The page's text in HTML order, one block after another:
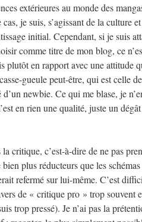
extérieures au monde des
je suis, s’agissant de la culture
initial. Cependant, si je suis
comme titre de mon blog, ce
plutôt en rapport avec une attitude
gueule peut-être, qui est celle
newbie. Ce qui me blase, je
en rien une qualité, juste un
la critique, c’est-à-dire de ne pas
plus réducteurs que les
refermé sur lui-même. C’est
de « critique pro » trop souvent
trop pressé). Je n’ai pas la